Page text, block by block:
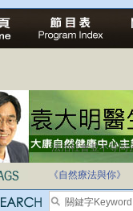
法治社會並不等同
《自然療法與你》